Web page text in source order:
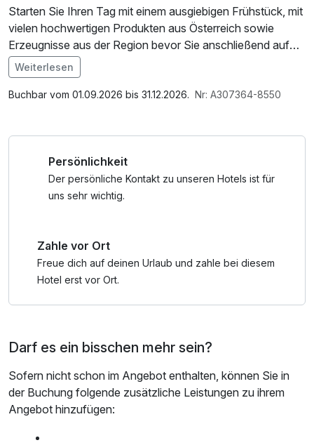
Starten Sie Ihren Tag mit einem ausgiebigen Frühstück, mit
vielen hochwertigen Produkten aus Österreich sowie
Erzeugnisse aus der Region bevor Sie anschließend auf
Stadterkundung gehen!
Ob Uhrturm, Kunsthaus oder gemütliches Café - in der
Im Angebot enthalten
Parkplatz, W-LAN Nutzung / Internetnutzung
Weiterlesen
Buchbar vom 01.09.2026 bis 31.12.2026. Nr: A307364-8550
Persönlichkeit
Der persönliche Kontakt zu unseren Hotels ist für
uns sehr wichtig.
Zahle vor Ort
Freue dich auf deinen Urlaub und zahle bei diesem
Hotel erst vor Ort.
Darf es ein bisschen mehr sein?
Sofern nicht schon im Angebot enthalten, können Sie in
der Buchung folgende zusätzliche Leistungen zu ihrem
Angebot hinzufügen: